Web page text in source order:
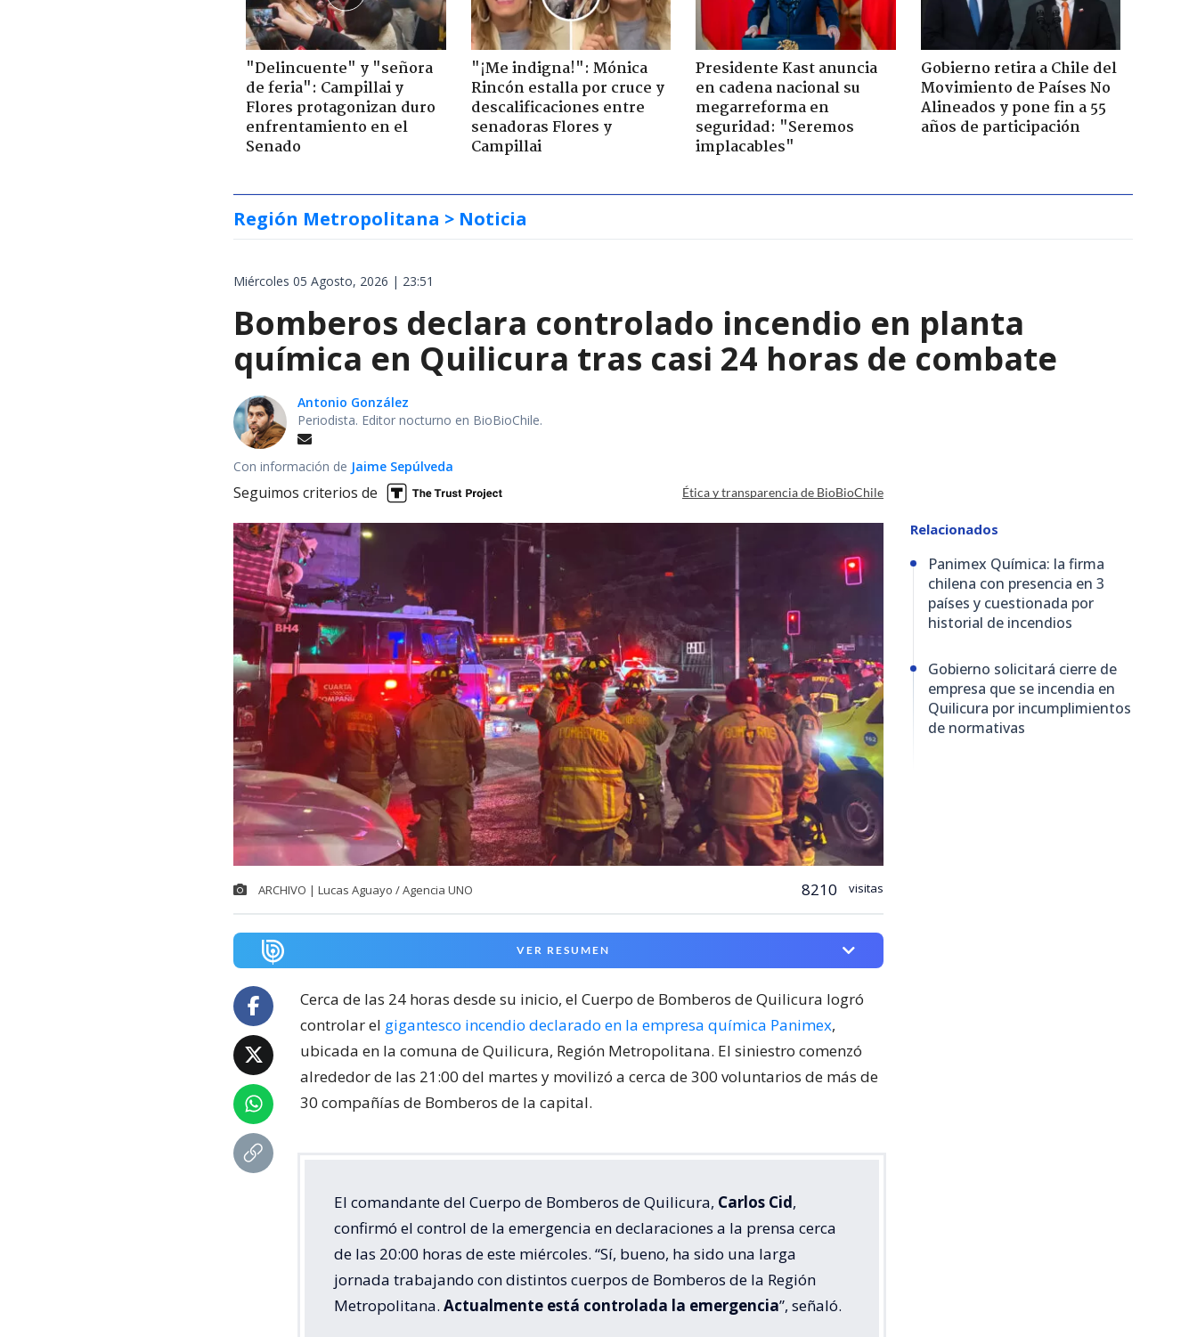
"Delincuente" y "señora
de feria": Campillai y
Flores protagonizan duro
enfrentamiento en el
Senado
"¡Me indigna!": Mónica
Rincón estalla por cruce y
descalificaciones entre
senadoras Flores y
Campillai
Presidente Kast anuncia
en cadena nacional su
megarreforma en
seguridad: "Seremos
implacables"
Gobierno retira a Chile del
Movimiento de Países No
Alineados y pone fin a 55
años de participación
Región Metropolitana > Noticia
Miércoles 05 Agosto, 2026 | 23:51
Bomberos declara controlado incendio en planta
química en Quilicura tras casi 24 horas de combate
Antonio González
Periodista. Editor nocturno en BioBioChile.
Con información de Jaime Sepúlveda
Seguimos criterios de Ética y transparencia de BioBioChile
ARCHIVO | Lucas Aguayo / Agencia UNO 8210 visitas
VER RESUMEN
Cerca de las 24 horas desde su inicio, el Cuerpo de Bomberos de Quilicura logró
controlar el gigantesco incendio declarado en la empresa química Panimex,
ubicada en la comuna de Quilicura, Región Metropolitana. El siniestro comenzó
alrededor de las 21:00 del martes y movilizó a cerca de 300 voluntarios de más de
30 compañías de Bomberos de la capital.
El comandante del Cuerpo de Bomberos de Quilicura, Carlos Cid,
confirmó el control de la emergencia en declaraciones a la prensa cerca
de las 20:00 horas de este miércoles. “Sí, bueno, ha sido una larga
jornada trabajando con distintos cuerpos de Bomberos de la Región
Metropolitana. Actualmente está controlada la emergencia”, señaló.
Relacionados
Panimex Química: la firma
chilena con presencia en 3
países y cuestionada por
historial de incendios
Gobierno solicitará cierre de
empresa que se incendia en
Quilicura por incumplimientos
de normativas